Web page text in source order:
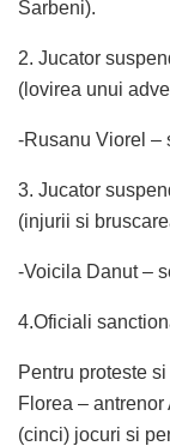
Sarbeni).
2. Jucator
(lovirea unui
-Rusanu Viorel –
3. Jucator
(injurii si
-Voicila Danut –
4.Oficiali
Pentru proteste
Florea –
(cinci) jocuri si